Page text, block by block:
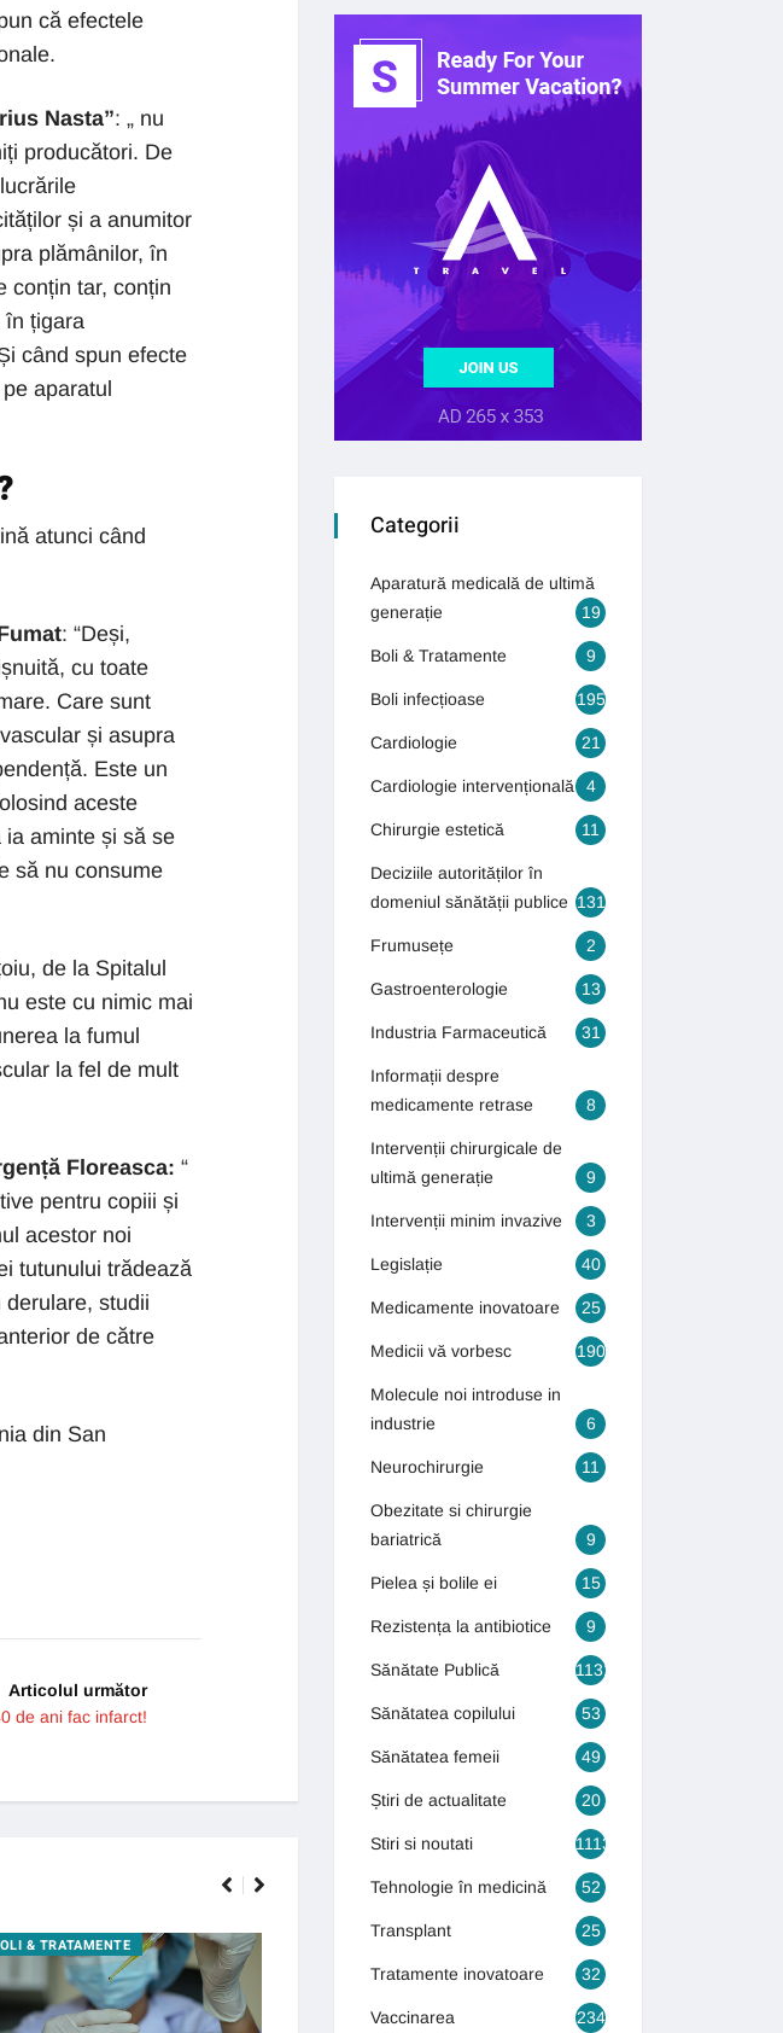
că efectele
Nasta”: „ nu
producători. De
și a anumitor
plămânilor, în
conțin tar, conțin
în țigara
când spun efecte
aparatul
atunci când
: “Deși,
cu toate
Care sunt
și asupra
Este un
aceste
aminte și să se
să nu consume
de la Spitalul
este cu nimic mai
la fumul
la fel de mult
Floreasca: “
pentru copiii și
acestor noi
tutunului trădează
studii
de către
din San
Articolul următor
de ani fac infarct!
& TRATAMENTE
INTERVENȚII CHIRURGICALE DE
ULTIMĂ GENERAȚIE
Categorii
Aparatură medicală de ultimă
generație
19
Boli & Tratamente 9
Boli infecțioase 195
Cardiologie 21
Cardiologie intervențională 4
Chirurgie estetică 11
Deciziile autorităților în
domeniul sănătății publice 131
Frumusețe 2
Gastroenterologie 13
Industria Farmaceutică 31
Informații despre
medicamente retrase
8
Intervenții chirurgicale de
ultimă generație
9
Intervenții minim invazive 3
Legislație 40
Medicamente inovatoare 25
Medicii vă vorbesc 190
Molecule noi introduse in
industrie
6
Neurochirurgie 11
Obezitate si chirurgie
bariatrică
9
Pielea și bolile ei 15
Rezistența la antibiotice 9
Sănătate Publică 1131
Sănătatea copilului 53
Sănătatea femeii 49
Știri de actualitate 20
Stiri si noutati 1113
Tehnologie în medicină 52
Transplant 25
Tratamente inovatoare 32
Vaccinarea 234